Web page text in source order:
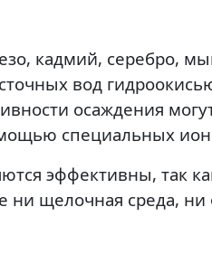
кадмий, серебро,
вод
осаждения
специальных
эффективны, так
ни щелочная среда,